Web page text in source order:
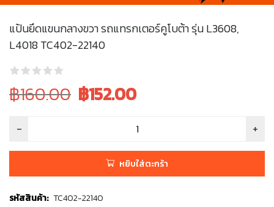
แป้นยึดแขนกลางขวา รถแทรกเตอร์คูโบต้า รุ่น L3608,
L4018 TC402-22140
Original
price
was:
฿160.00 Current
฿152.00
หยิบใส่ตะกร้า
รหัสสินค้า: TC402-22140